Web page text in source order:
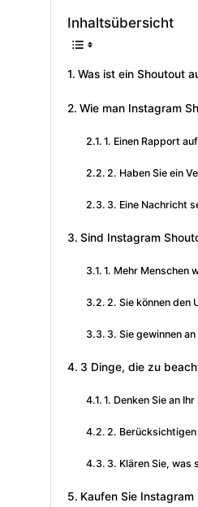
Inhaltsübersicht
Was ist ein Shoutout
Wie man Instagram
1. Einen Rapport
2. Haben Sie ein
3. Eine Nachricht
Sind Instagram
1. Mehr Menschen
2. Sie können den
3. Sie gewinnen
3 Dinge, die zu
1. Denken Sie an
2.
3. Klären Sie, was
Kaufen Sie